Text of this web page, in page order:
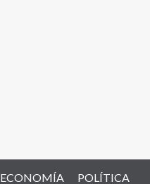
ECONOMÍA POLÍTICA